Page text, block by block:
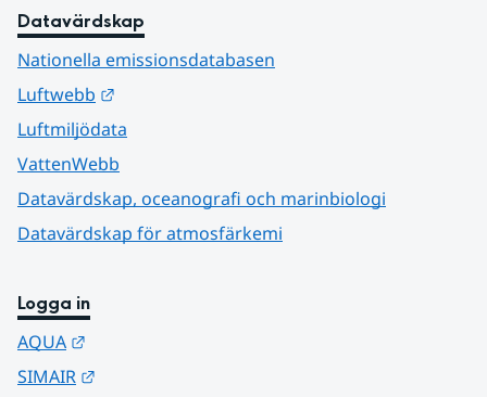
Datavärdskap
Nationella emissionsdatabasen
Luftwebb
Luftmiljödata
VattenWebb
Datavärdskap, oceanografi och marinbiologi
Datavärdskap för atmosfärkemi
Logga in
AQUA
SIMAIR